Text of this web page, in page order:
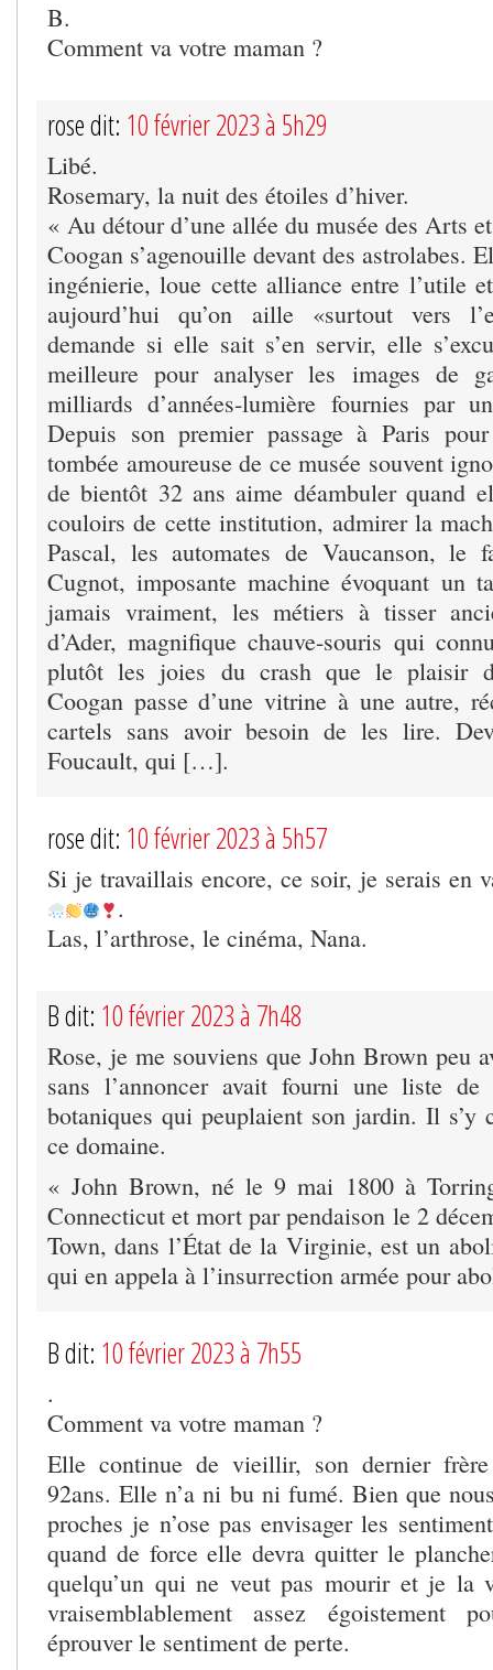
B.
Comment va votre maman ?
rose dit: 10 février 2023 à 5h29
Libé.
Rosemary, la nuit des étoiles d’hiver.
« Au détour d’une allée du musée des Arts
Coogan s’agenouille devant des astrolabes.
ingénierie, loue cette alliance entre l’utile
aujourd’hui qu’on aille «surtout vers
demande si elle sait s’en servir, elle
meilleure pour analyser les images de
milliards d’années-lumière fournies par
Depuis son premier passage à Paris
tombée amoureuse de ce musée souvent
de bientôt 32 ans aime déambuler quand
couloirs de cette institution, admirer la
Pascal, les automates de Vaucanson, le
Cugnot, imposante machine évoquant un
jamais vraiment, les métiers à tisser
d’Ader, magnifique chauve-souris qui
plutôt les joies du crash que le plaisir
Coogan passe d’une vitrine à une autre,
cartels sans avoir besoin de les lire.
Foucault, qui […].
rose dit: 10 février 2023 à 5h57
Si je travaillais encore, ce soir, je serais en
.
Las, l’arthrose, le cinéma, Nana.
B dit: 10 février 2023 à 7h48
Rose, je me souviens que John Brown peu
sans l’annoncer avait fourni une liste de
botaniques qui peuplaient son jardin. Il s’y
ce domaine.
« John Brown, né le 9 mai 1800 à
Connecticut et mort par pendaison le 2
Town, dans l’État de la Virginie, est un
qui en appela à l’insurrection armée pour
B dit: 10 février 2023 à 7h55
.
Comment va votre maman ?
Elle continue de vieillir, son dernier
92ans. Elle n’a ni bu ni fumé. Bien que
proches je n’ose pas envisager les
quand de force elle devra quitter le
quelqu’un qui ne veut pas mourir et je la
vraisemblablement assez égoistement
éprouver le sentiment de perte.